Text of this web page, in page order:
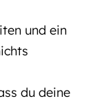
und ein
du deine